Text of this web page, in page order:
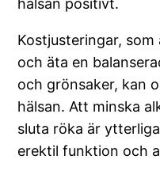
Kostjusteringar,
och äta en
och grönsaker, kan
hälsan. Att minska
sluta röka är
erektil funktion och